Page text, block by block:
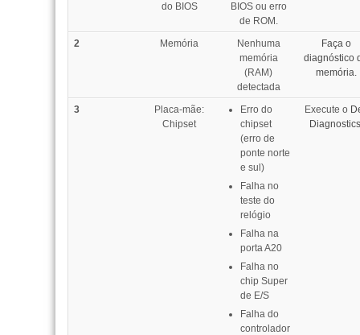
do BIOS
BIOS ou erro
de ROM.
2 Memória
Nenhuma
memória
(RAM)
detectada
Faça o
diagnóstico
memória.
3
Placa-mãe:
Chipset
Erro do
chipset
(erro de
ponte norte
e sul)
Falha no
teste do
relógio
Falha na
porta A20
Falha no
chip Super
de E/S
Falha do
controlador
Execute o